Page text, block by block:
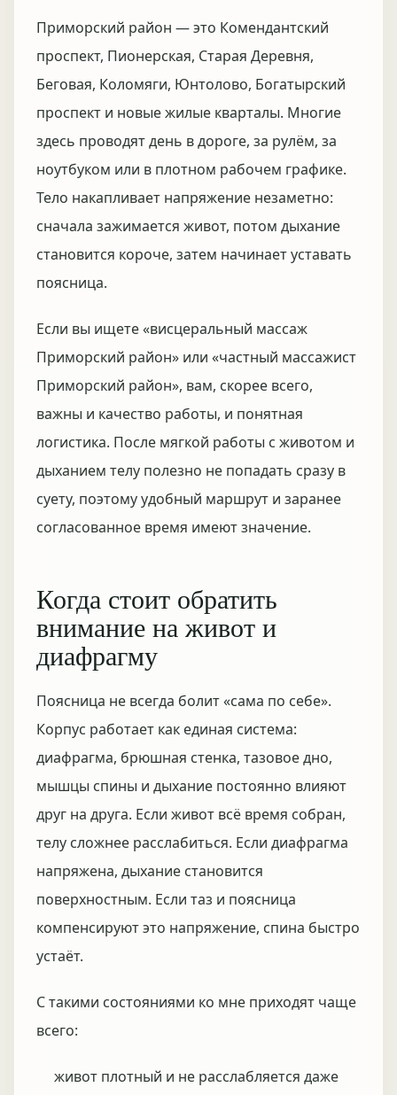
Приморский район — это Комендантский
проспект, Пионерская, Старая Деревня,
Беговая, Коломяги, Юнтолово, Богатырский
проспект и новые жилые кварталы. Многие
здесь проводят день в дороге, за рулём, за
ноутбуком или в плотном рабочем графике.
Тело накапливает напряжение незаметно:
сначала зажимается живот, потом дыхание
становится короче, затем начинает уставать
поясница.
Если вы ищете «висцеральный массаж
Приморский район» или «частный массажист
Приморский район», вам, скорее всего,
важны и качество работы, и понятная
логистика. После мягкой работы с животом и
дыханием телу полезно не попадать сразу в
суету, поэтому удобный маршрут и заранее
согласованное время имеют значение.
Когда стоит обратить
внимание на живот и
диафрагму
Поясница не всегда болит «сама по себе».
Корпус работает как единая система:
диафрагма, брюшная стенка, тазовое дно,
мышцы спины и дыхание постоянно влияют
друг на друга. Если живот всё время собран,
телу сложнее расслабиться. Если диафрагма
напряжена, дыхание становится
поверхностным. Если таз и поясница
компенсируют это напряжение, спина быстро
устаёт.
С такими состояниями ко мне приходят чаще
всего:
живот плотный и не расслабляется даже